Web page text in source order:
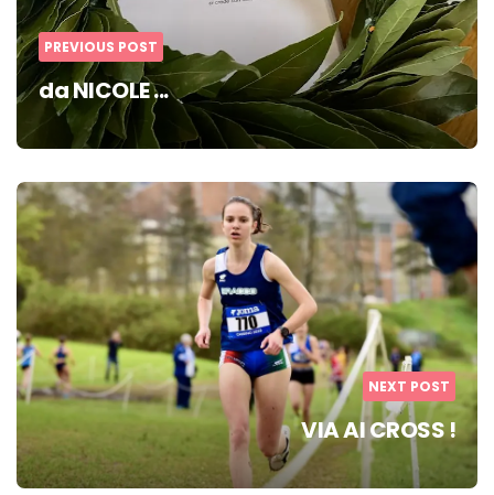
PREVIOUS POST
da NICOLE ...
NEXT POST
VIA AI CROSS !